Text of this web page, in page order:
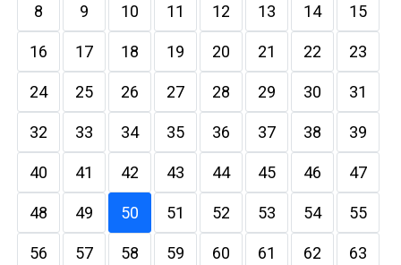
8 9 10 11 12 13 14 15
16 17 18 19 20 21 22 23
24 25 26 27 28 29 30 31
32 33 34 35 36 37 38 39
40 41 42 43 44 45 46 47
48 49 50 51 52 53 54 55
56 57 58 59 60 61 62 63